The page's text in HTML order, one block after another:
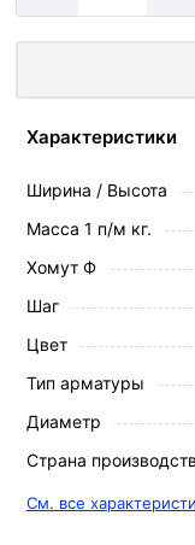
Характеристики
Ширина / Высота
Масса 1 п/м кг.
Хомут Ф
Шаг
Цвет
Тип арматуры
Диаметр
Страна
См. все